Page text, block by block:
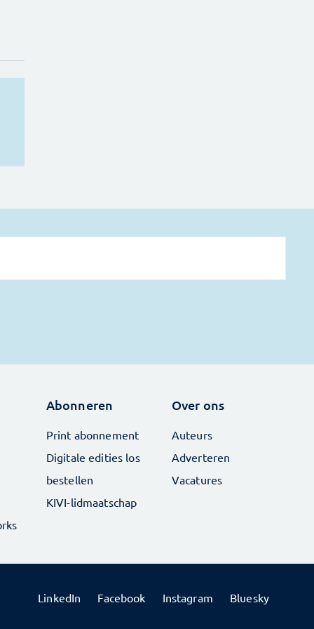
Abonneren
Print abonnement
Digitale edities los
bestellen
KIVI-lidmaatschap
Over ons
Auteurs
Adverteren
Vacatures
LinkedIn Facebook Instagram Bluesky